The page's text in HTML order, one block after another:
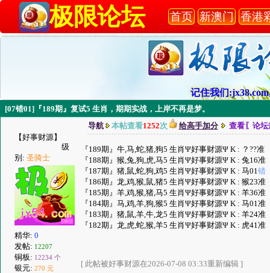
极限论坛 首页 新澳门 香港
记住我们
[07错01]『189期』复试5 生肖，期期实战，上岸不再是梦。
【好事财源】
级
别: 圣骑士
精华: 0
发帖: 12207
铜板: 12234 个
银元: 270 元
导航 本帖查看1252次 给高手加分 查看〖论坛
『189期』牛,马,蛇,猪,狗5 生肖Ψ好事财源Ψ K : ？??准
『188期』猴,兔,狗,虎,马5 生肖Ψ好事财源Ψ K : 兔16准
『187期』猪,鼠,蛇,狗,鸡5 生肖Ψ好事财源Ψ K : 马01错
『186期』龙,鸡,猴,鼠,猪5 生肖Ψ好事财源Ψ K : 猴23准
『185期』羊,鸡,猴,猪,马5 生肖Ψ好事财源Ψ K : 羊36准
『184期』马,鸡,羊,狗,猴5 生肖Ψ好事财源Ψ K : 马01准
『183期』猪,鼠,羊,牛,龙5 生肖Ψ好事财源Ψ K : 羊24准
『182期』龙,虎,蛇,猴,羊5 生肖Ψ好事财源Ψ K : 虎41准
[ 此帖被好事财源在2026-07-08 03:33重新编辑 ]